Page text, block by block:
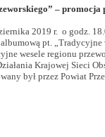
–
2019 r. o godz.
pt.
wesele regionu
Krajowej Sieci
był przez Powiat